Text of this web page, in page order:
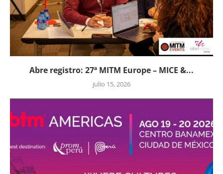
Abre registro: 27ª MITM Europe – MICE &...
julio 15, 2026